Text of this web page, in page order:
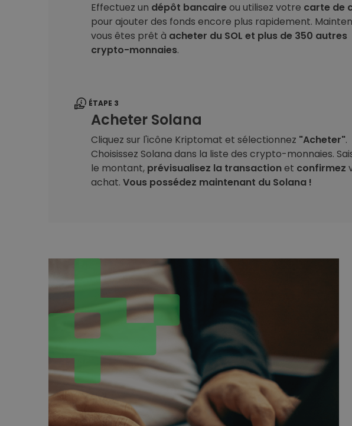
Effectuez un dépôt bancaireou utilisez votre carte de
pour ajouter des fonds encore plus rapidement.
vous êtes prêt à acheter du SOL et plus de 350 autres
crypto-monnaies.
ÉTAPE 3
Acheter Solana
Cliquez sur l'icône Kriptomat et sélectionnez "Acheter".
Choisissez Solana dans la liste des crypto-monnaies.
le montant, prévisualisez la transactionet confirmez
achat. Vous possédez maintenant du Solana !